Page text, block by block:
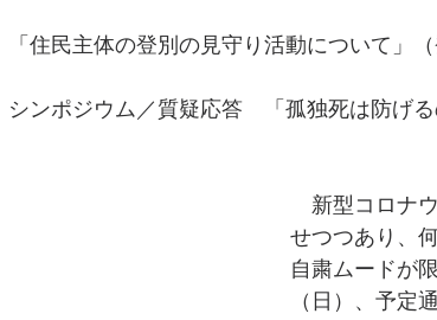
「住民主体の登別の見守り活動について」
ンポジウム／質疑応答　「孤独死は防げる
新型コロナ
せつつあり、
自粛ムードが
（日）、予定